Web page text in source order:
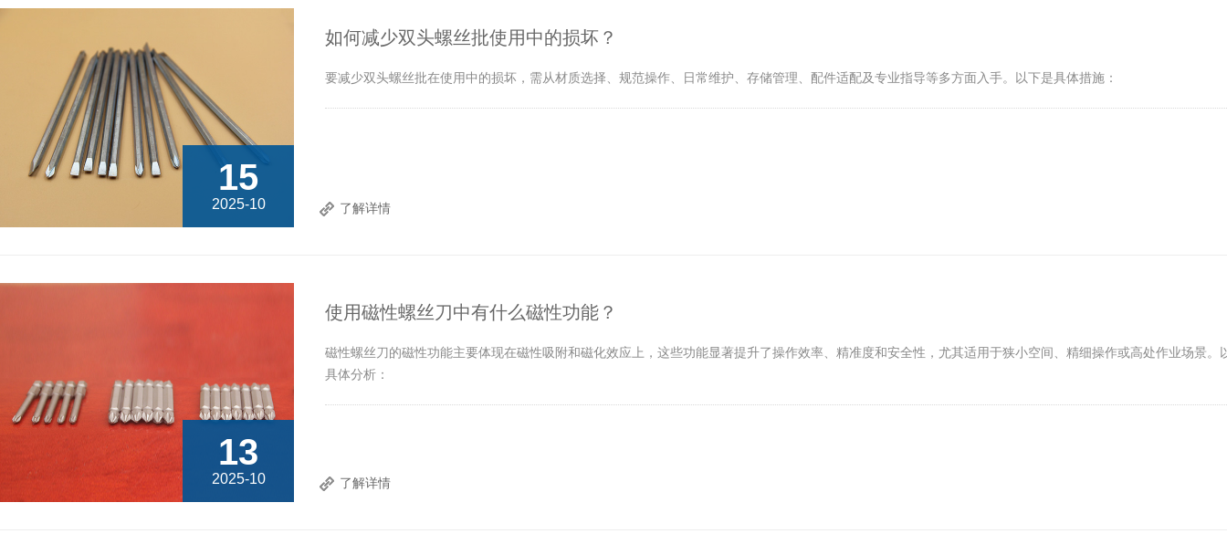
15
2025-10
如何减少双头螺丝批使用中的损坏？
要减少双头螺丝批在使用中的损坏，需从材质选择、规范操作、日常维护、存储管理、配件适配及专业指导等多方面入手。以下是具体措施：
了解详情
13
2025-10
使用磁性螺丝刀中有什么磁性功能？
磁性螺丝刀的磁性功能主要体现在磁性吸附和磁化效应上，这些功能显著提升了操作效率、精准度和安全性，尤其适用于狭小空间、精细操作或高处作业场景。
具体分析：
了解详情